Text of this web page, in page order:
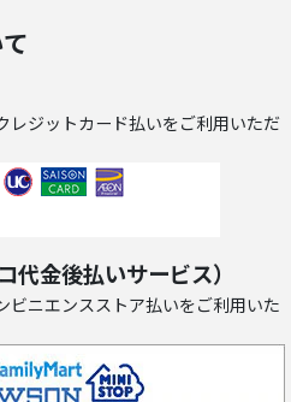
レジットカード払いをご利用いただ
代金後払いサービス）
ニエンスストア払いをご利用いた